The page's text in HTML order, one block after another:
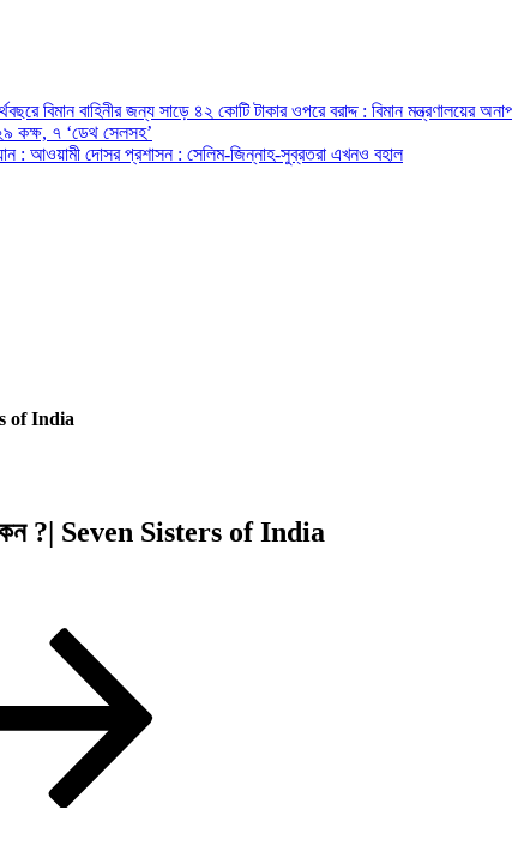
বিমান বাহিনীর জন্য সাড়ে ৪২ কোটি টাকার ওপরে বরাদ্দ : বিমান মন্ত্রণালয়ের
কক্ষ, ৭ ‘ডেথ সেলসহ’
বয়ান : আওয়ামী দোসর প্রশাসন : সেলিম-জিন্নাহ-সুব্রতরা এখনও বহাল
of India
কেন ?| Seven Sisters of India